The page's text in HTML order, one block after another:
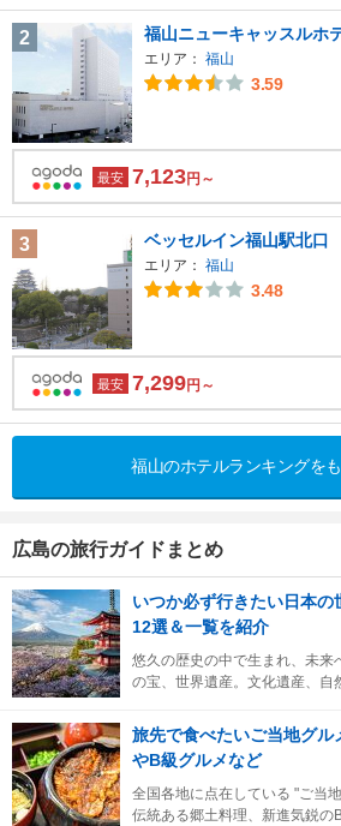
2 福山ニューキャッスルホ
エリア： 福山
3.59
最安 7,123円～
3 ベッセルイン福山駅北口
エリア： 福山
3.48
最安 7,299円～
福山のホテルランキングを
広島の旅行ガイドまとめ
いつか必ず行きたい日本
12選＆一覧を紹介
悠久の歴史の中で生まれ、未来
の宝、世界遺産。文化遺産、自
旅先で食べたいご当地グ
やB級グルメなど
全国各地に点在している "ご当
伝統ある郷土料理、新進気鋭の